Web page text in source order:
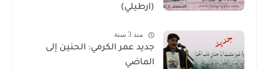
(ارطيلي)
منذ 3 سنة
جديد عمر الكرمي: الحنين إلى
الماضي